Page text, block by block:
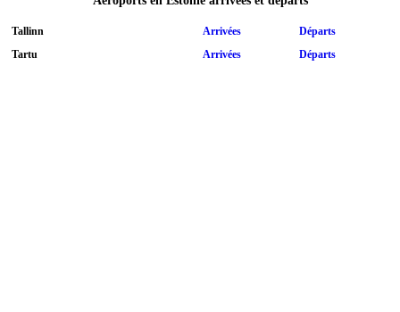
Tallinn Arrivées
Départs
Tartu
Arrivées Départs